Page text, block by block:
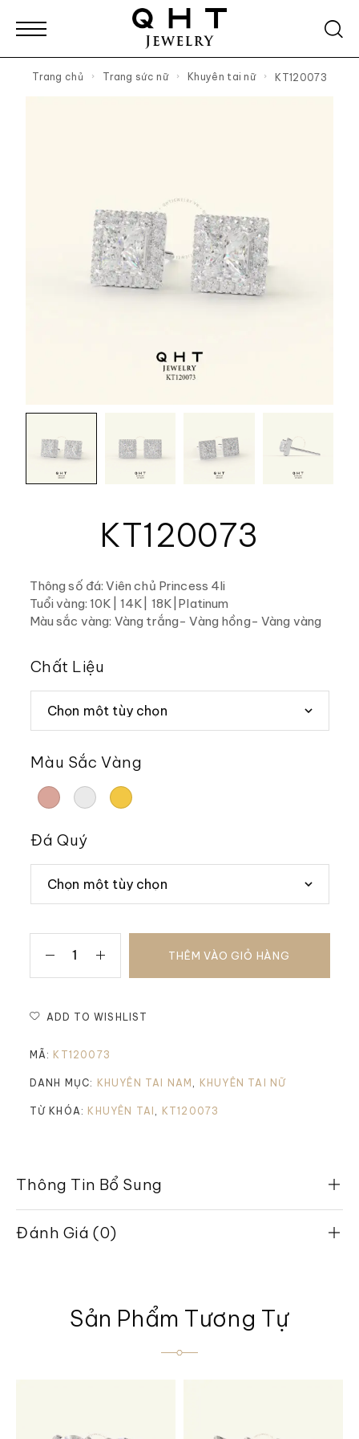
Trang chủ Trang sức nữ Khuyên tai nữ KT120073
KT120073
Thông số đá: Viên chủ Princess 4li
Tuổi vàng: 10K| 14K| 18K|Platinum
Màu sắc vàng: Vàng trắng- Vàng hồng- Vàng vàng
Chất Liệu
Màu Sắc Vàng
Đá Quý
THÊM VÀO GIỎ HÀNG
ADD TO WISHLIST
MÃ: KT120073
DANH MỤC: KHUYÊN TAI NAM KHUYÊN TAI NỮ
TỪ KHÓA: KHUYÊN TAI KT120073
Thông Tin Bổ Sung
Đánh Giá (0)
Sản Phẩm Tương Tự